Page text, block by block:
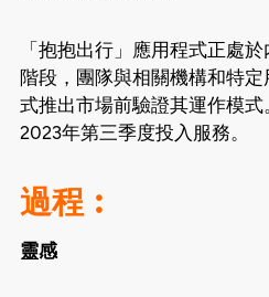
「抱抱出行」應用程式正處
階段，團隊與相關機構和特
式推出市場前驗證其運作模
2023年第三季度投入服務。
過程︰
靈感